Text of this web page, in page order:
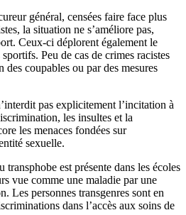
général, censées faire face plus
la situation ne s’améliore pas,
Ceux-ci déplorent également le
Peu de cas de crimes racistes
coupables ou par des mesures
pas explicitement l’incitation à
les insultes et la
les menaces fondées sur
sexuelle.
est présente dans les écoles
vue comme une maladie par une
Les personnes transgenres sont en
dans l’accès aux soins de